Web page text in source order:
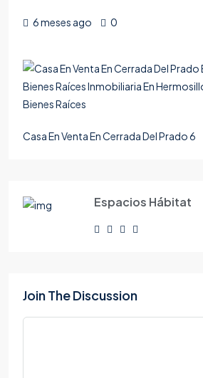
6 meses ago 0
Casa En Venta En Cerrada Del Prado 6
Espacios Hábitat
Join The Discussion